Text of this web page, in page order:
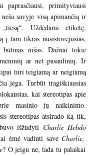
paprasčiausi, primityviausi
savyje visą apimančią ir
Uždėdami etiketę,
į tam tikras nusistovėjusias,
būtinas nišas. Dažnai tokie
ar net pasaulinių. Ir
turi teigiamą ar neigiamą
jėga. Turbūt tragiškiausias
kai stereotipas apie
masinio jų naikinimo.
stereotipas atsirado ką tik,
išžudyti Charlie Hebdo
ėmė vadinti save Charlie,
? O jeigu ne, tada tu palaikai